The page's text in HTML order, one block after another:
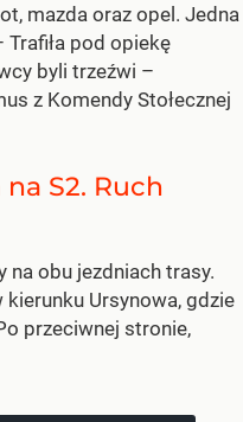
mazda oraz opel. Jedna
pod opiekę
byli trzeźwi –
z Komendy Stołecznej
S2. Ruch
na obu jezdniach trasy.
Ursynowa, gdzie
przeciwnej stronie,